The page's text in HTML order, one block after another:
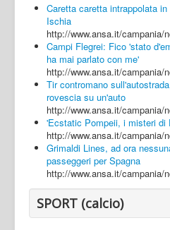
Caretta caretta intrappolata
Ischia
http://www.ansa.it/campania/
Campi Flegrei: Fico 'stato
ha mai parlato con me'
http://www.ansa.it/campania/
Tir contromano
rovescia su un'auto
http://www.ansa.it/campania/
'Ecstatic Pompeii, i misteri di
http://www.ansa.it/campania/
Grimaldi Lines, ad ora
passeggeri per Spagna
http://www.ansa.it/campania/
SPORT (calcio)